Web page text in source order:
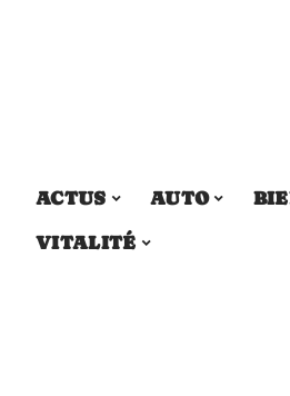
ACTUS AUTO
VITALITÉ